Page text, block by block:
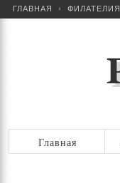
ГЛАВНАЯ ФИЛАТЕЛИЯ
Главная